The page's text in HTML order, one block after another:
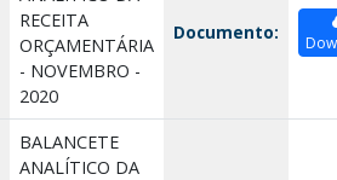
RECEITA
ORÇAMENTÁRIA
- NOVEMBRO -
2020
Documento:
BALANCETE
ANALÍTICO DA